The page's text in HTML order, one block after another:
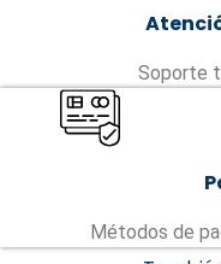
Soporte
Métodos de